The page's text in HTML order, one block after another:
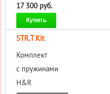
17 300 руб.
Купить
STR.T Kit
Комплект
с пружинами
H&R